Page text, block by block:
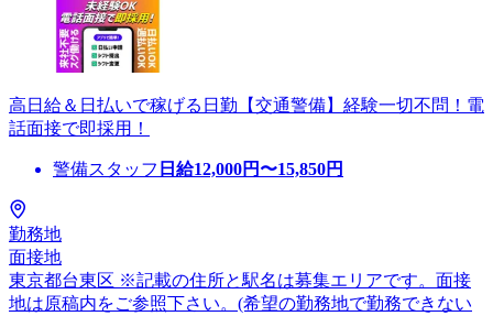
高日給＆日払いで稼げる日勤【交通警備】経験一切不問！電
話面接で即採用！
警備スタッフ 日給12,000円〜15,850円
勤務地
面接地
東京都台東区 ※記載の住所と駅名は募集エリアです。面接
地は原稿内をご参照下さい。(希望の勤務地で勤務できない